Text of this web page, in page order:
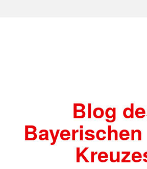
Blog